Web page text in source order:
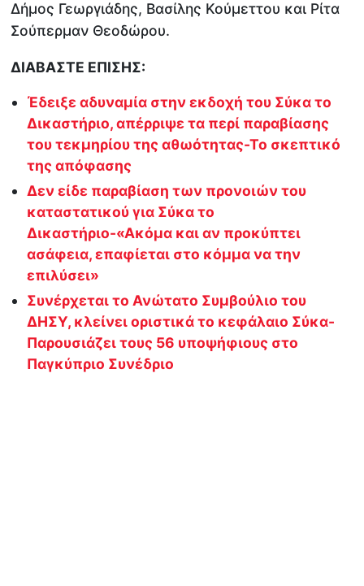
Δήμος Γεωργιάδης, Βασίλης Κούμεττου και Ρίτα
Σούπερμαν Θεοδώρου.
ΔΙΑΒΑΣΤΕ ΕΠΙΣΗΣ:
Έδειξε αδυναμία στην εκδοχή του Σύκα το
Δικαστήριο, απέρριψε τα περί παραβίασης
του τεκμηρίου της αθωότητας-Το σκεπτικό
της απόφασης
Δεν είδε παραβίαση των προνοιών του
καταστατικού για Σύκα το
Δικαστήριο-«Ακόμα και αν προκύπτει
ασάφεια, επαφίεται στο κόμμα να την
επιλύσει»
Συνέρχεται το Ανώτατο Συμβούλιο του
ΔΗΣΥ, κλείνει οριστικά το κεφάλαιο Σύκα-
Παρουσιάζει τους 56 υποψήφιους στο
Παγκύπριο Συνέδριο